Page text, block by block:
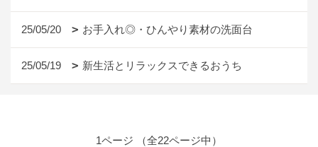
25/05/20 お手入れ◎・ひんやり素材の洗面台
25/05/19 新生活とリラックスできるおうち
1ページ （全22ページ中）